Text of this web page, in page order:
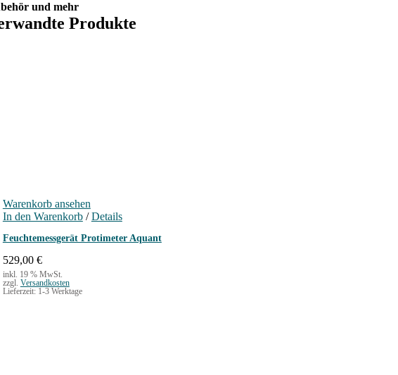
und mehr
Produkte
Warenkorb ansehen
In den Warenkorb / Details
Feuchtemessgerät Protimeter Aquant
529,00 €
inkl. 19 % MwSt.
zzgl. Versandkosten
Lieferzeit: 1-3 Werktage